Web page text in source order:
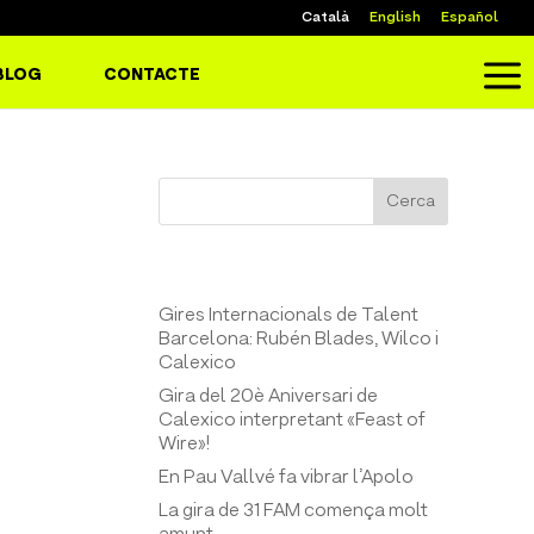
Català English Español
CONTACTE a
Cerca
Gires Internacionals de Talent
Barcelona: Rubén Blades, Wilco i
Calexico
Gira del 20è Aniversari de
Calexico interpretant «Feast of
Wire»!
En Pau Vallvé fa vibrar l’Apolo
La gira de 31 FAM comença molt